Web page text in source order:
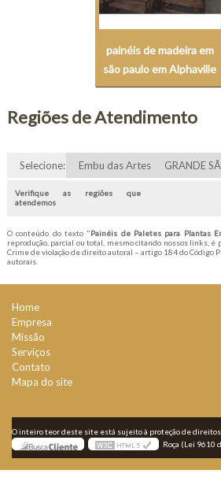
painéis de madeira em
são paulo em Alphaville
Regiões de Atendimento
Selecione: Embu das Artes GRANDE
Verifique as regiões que
atendemos
O conteúdo do texto "Painéis de Paletes para Plantas
reprodução, parcial ou total, mesmo citando nossos links, é
Crime de violação de direito autoral – artigo 184 do Código
autorais.
Home
Empresa
Missão
Serviços
Contato
Mapa do site
O inteiro teor deste site está sujeito à proteção de
Roça (Lei 9610